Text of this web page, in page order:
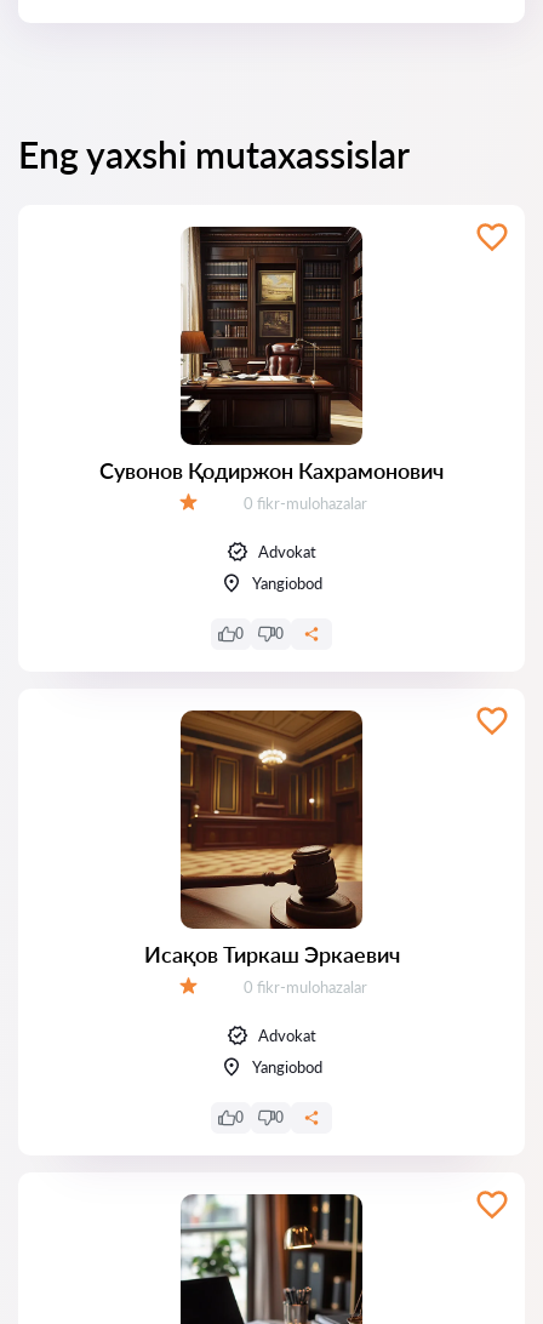
Eng yaxshi mutaxassislar
Сувонов Қодиржон Кахрамонович
Fikrlar:
0 fikr-mulohazalar
Advokat
Yangiobod
0 0
Исақов Тиркаш Эркаевич
Fikrlar:
0 fikr-mulohazalar
Advokat
Yangiobod
0 0